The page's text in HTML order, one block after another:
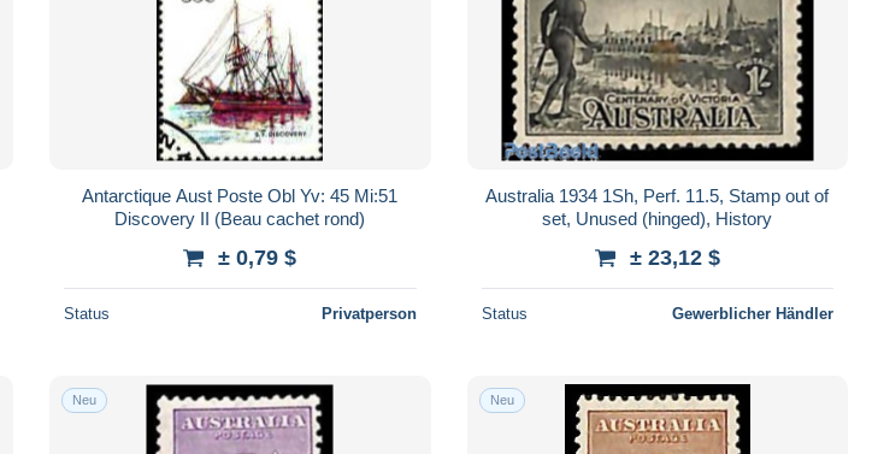
Antarctique Aust Poste Obl Yv: 45 Mi:51
Discovery II (Beau cachet rond)
± 0,79 $
Status Privatperson
Australia 1934 1Sh, Perf. 11.5, Stamp out of
set, Unused (hinged), History
± 23,12 $
Status Gewerblicher Händler
Neu Neu